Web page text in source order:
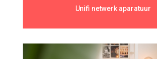
Unifi netwerk aparatuur